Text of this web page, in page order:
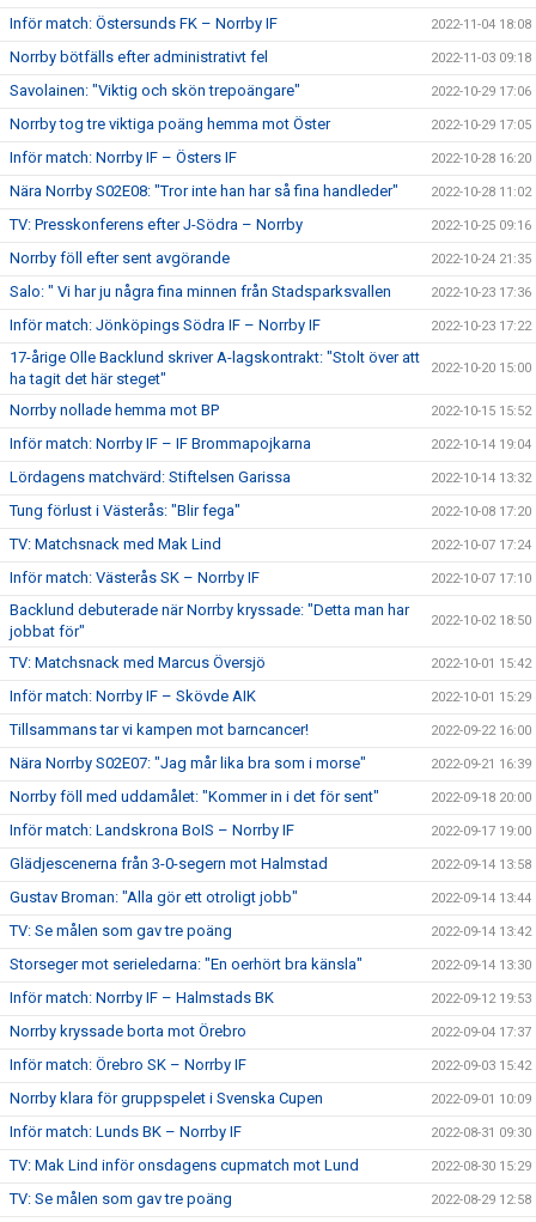
Inför match: Östersunds FK – Norrby IF 2022-11-04 18:08
Norrby bötfälls efter administrativt fel 2022-11-03 09:18
Savolainen: "Viktig och skön trepoängare" 2022-10-29 17:06
Norrby tog tre viktiga poäng hemma mot Öster 2022-10-29 17:05
Inför match: Norrby IF – Östers IF 2022-10-28 16:20
Nära Norrby S02E08: "Tror inte han har så fina handleder" 2022-10-28 11:02
TV: Presskonferens efter J-Södra – Norrby 2022-10-25 09:16
Norrby föll efter sent avgörande 2022-10-24 21:35
Salo: " Vi har ju några fina minnen från Stadsparksvallen 2022-10-23 17:36
Inför match: Jönköpings Södra IF – Norrby IF 2022-10-23 17:22
17-årige Olle Backlund skriver A-lagskontrakt: "Stolt över att
ha tagit det här steget"
2022-10-20 15:00
Norrby nollade hemma mot BP 2022-10-15 15:52
Inför match: Norrby IF – IF Brommapojkarna 2022-10-14 19:04
Lördagens matchvärd: Stiftelsen Garissa 2022-10-14 13:32
Tung förlust i Västerås: "Blir fega" 2022-10-08 17:20
TV: Matchsnack med Mak Lind 2022-10-07 17:24
Inför match: Västerås SK – Norrby IF 2022-10-07 17:10
Backlund debuterade när Norrby kryssade: "Detta man har
jobbat för"
2022-10-02 18:50
TV: Matchsnack med Marcus Översjö 2022-10-01 15:42
Inför match: Norrby IF – Skövde AIK 2022-10-01 15:29
Tillsammans tar vi kampen mot barncancer! 2022-09-22 16:00
Nära Norrby S02E07: "Jag mår lika bra som i morse" 2022-09-21 16:39
Norrby föll med uddamålet: "Kommer in i det för sent" 2022-09-18 20:00
Inför match: Landskrona BoIS – Norrby IF 2022-09-17 19:00
Glädjescenerna från 3-0-segern mot Halmstad 2022-09-14 13:58
Gustav Broman: "Alla gör ett otroligt jobb" 2022-09-14 13:44
TV: Se målen som gav tre poäng 2022-09-14 13:42
Storseger mot serieledarna: "En oerhört bra känsla" 2022-09-14 13:30
Inför match: Norrby IF – Halmstads BK 2022-09-12 19:53
Norrby kryssade borta mot Örebro 2022-09-04 17:37
Inför match: Örebro SK – Norrby IF 2022-09-03 15:42
Norrby klara för gruppspelet i Svenska Cupen 2022-09-01 10:09
Inför match: Lunds BK – Norrby IF 2022-08-31 09:30
TV: Mak Lind inför onsdagens cupmatch mot Lund 2022-08-30 15:29
TV: Se målen som gav tre poäng 2022-08-29 12:58